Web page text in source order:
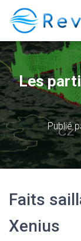
Les
Publié
Faits
Xenius